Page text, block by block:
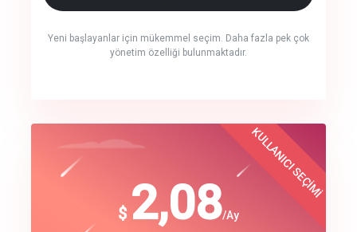
Yeni başlayanlar için mükemmel seçim. Daha fazla pek çok
yönetim özelliği bulunmaktadır.
crm auto cync
track energy costs
$ 2,08/Ay
KULLANICI SEÇİMİ
$
180
Best Choice